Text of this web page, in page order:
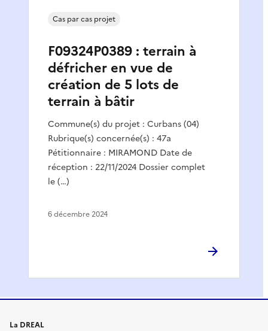
F09324P0389 : terrain à
défricher en vue de
création de 5 lots de
terrain à bâtir
Commune(s) du projet : Curbans (04)
Rubrique(s) concernée(s) : 47a
Pétitionnaire : MIRAMOND Date de
réception : 22/11/2024 Dossier complet
le (…)
Cas par cas projet
6 décembre 2024
La DREAL